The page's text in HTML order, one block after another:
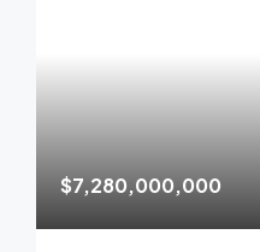
$7,280,000,000